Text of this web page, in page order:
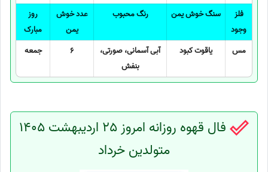
فلز
وجود
سنگ خوش یمن رنگ محبوب
عدد خوش
یمن
روز
مبارک
مس
یاقوت کبود
آبی آسمانی، صورتی،
بنفش
6 جمعه
فال قهوه روزانه امروز 25 اردیبهشت 1405
متولدین خرداد